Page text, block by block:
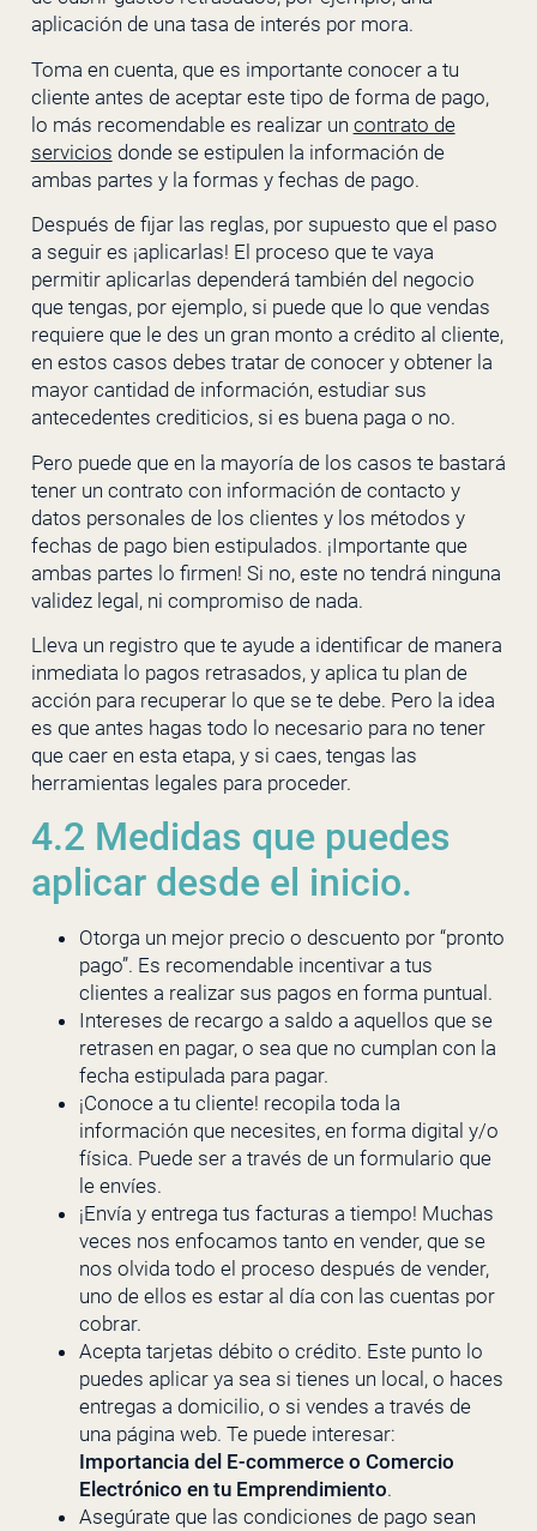
aplicación de una tasa de interés por mora.
Toma en cuenta, que es importante conocer a tu
cliente antes de aceptar este tipo de forma de pago,
lo más recomendable es realizar un contrato de
servicios donde se estipulen la información de
ambas partes y la formas y fechas de pago.
Después de fijar las reglas, por supuesto que el paso
a seguir es ¡aplicarlas! El proceso que te vaya
permitir aplicarlas dependerá también del negocio
que tengas, por ejemplo, si puede que lo que vendas
requiere que le des un gran monto a crédito al cliente,
en estos casos debes tratar de conocer y obtener la
mayor cantidad de información, estudiar sus
antecedentes crediticios, si es buena paga o no.
Pero puede que en la mayoría de los casos te bastará
tener un contrato con información de contacto y
datos personales de los clientes y los métodos y
fechas de pago bien estipulados. ¡Importante que
ambas partes lo firmen! Si no, este no tendrá ninguna
validez legal, ni compromiso de nada.
Lleva un registro que te ayude a identificar de manera
inmediata lo pagos retrasados, y aplica tu plan de
acción para recuperar lo que se te debe. Pero la idea
es que antes hagas todo lo necesario para no tener
que caer en esta etapa, y si caes, tengas las
herramientas legales para proceder.
4.2 Medidas que puedes
aplicar desde el inicio.
Otorga un mejor precio o descuento por “pronto
pago”. Es recomendable incentivar a tus
clientes a realizar sus pagos en forma puntual.
Intereses de recargo a saldo a aquellos que se
retrasen en pagar, o sea que no cumplan con la
fecha estipulada para pagar.
¡Conoce a tu cliente! recopila toda la
información que necesites, en forma digital y/o
física. Puede ser a través de un formulario que
le envíes.
¡Envía y entrega tus facturas a tiempo! Muchas
veces nos enfocamos tanto en vender, que se
nos olvida todo el proceso después de vender,
uno de ellos es estar al día con las cuentas por
cobrar.
Acepta tarjetas débito o crédito. Este punto lo
puedes aplicar ya sea si tienes un local, o haces
entregas a domicilio, o si vendes a través de
una página web. Te puede interesar:
Importancia del E-commerce o Comercio
Electrónico en tu Emprendimiento.
Asegúrate que las condiciones de pago sean